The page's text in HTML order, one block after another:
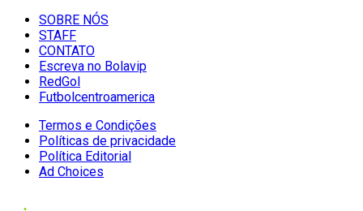
SOBRE NÓS
STAFF
CONTATO
Escreva no Bolavip
RedGol
Futbolcentroamerica
Termos e Condições
Políticas de privacidade
Política Editorial
Ad Choices